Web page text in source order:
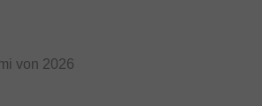
von 2026